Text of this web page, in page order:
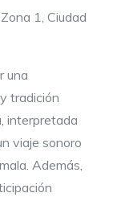
1, Ciudad
una
tradición
interpretada
viaje sonoro
Además,